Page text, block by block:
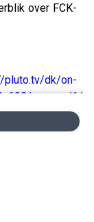
over FCK-
pluto.tv/dk/on-
season/1/